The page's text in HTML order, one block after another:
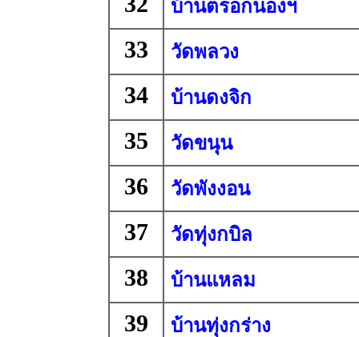
บ้านตรอกนองฯ
33 วัดพลวง
34 บ้านดงจิก
35 วัดขนุน
36 วัดพังงอน
37 วัดทุ่งกบิล
38 บ้านแหลม
39 บ้านทุ่งกร่าง